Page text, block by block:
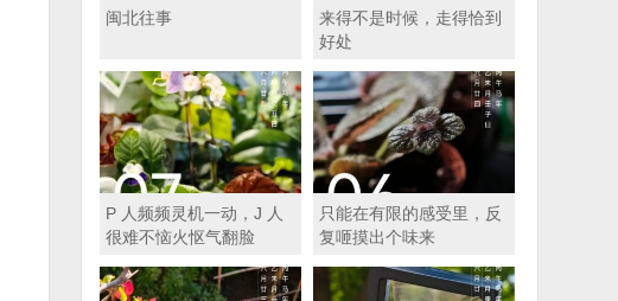
闽北往事
来得不是时候，走得恰到
好处
P 人频频灵机一动，J 人
很难不恼火怄气翻脸
只能在有限的感受里，反
复咂摸出个味来